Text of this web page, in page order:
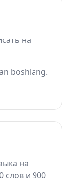
на
boshlang.
на
слов и 900